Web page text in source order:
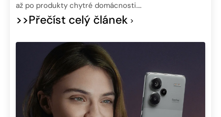
až po produkty chytré domácnosti….
>>Přečíst celý článek